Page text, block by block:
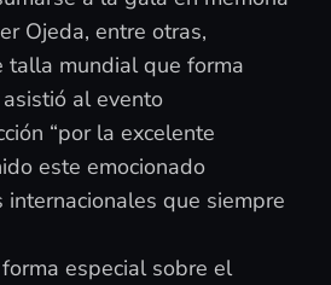
Ojeda, entre otras,
talla mundial que forma
al evento
“por la excelente
este emocionado
que siempre
especial sobre el